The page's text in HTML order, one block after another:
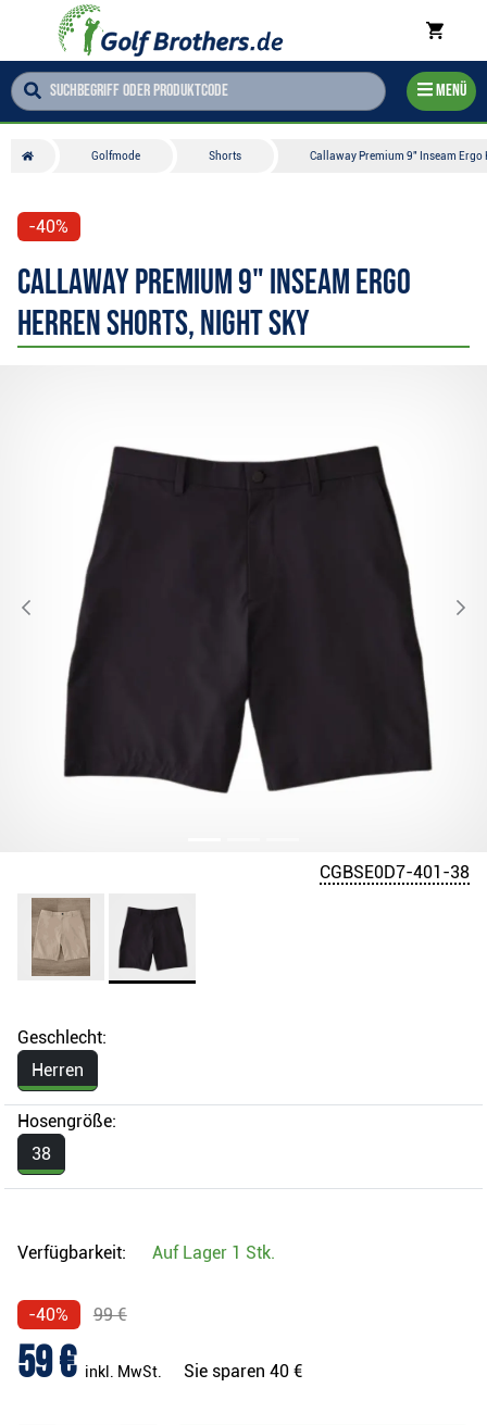
Menü
Golfmode Shorts Callaway Premium 9" Inseam Ergo
-40%
Callaway Premium 9" Inseam Ergo
Herren Shorts, night sky
CGBSE0D7-401-38
Geschlecht:
Herren
Hosengröße:
38
Verfügbarkeit: Auf Lager 1 Stk.
-40% 99 €
59 € inkl. MwSt. Sie sparen 40 €